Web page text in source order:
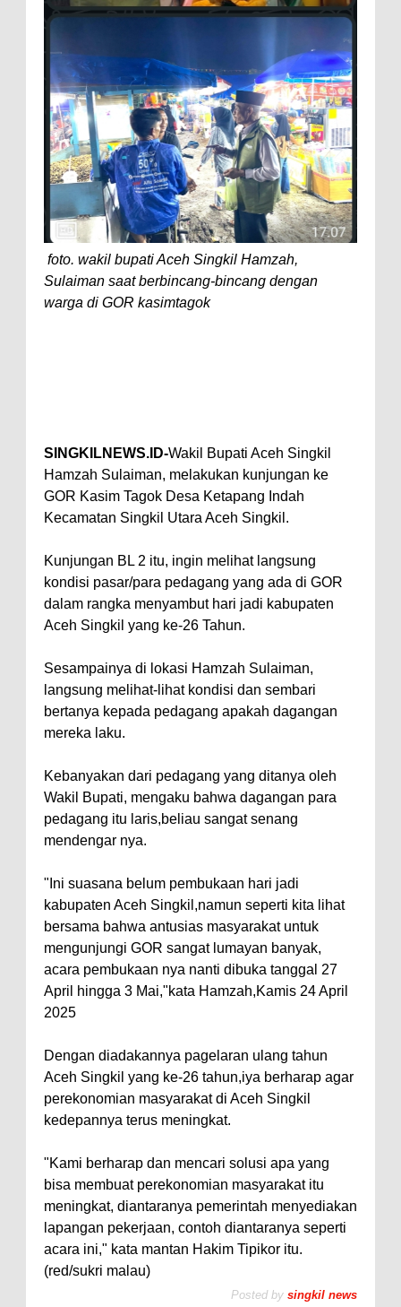
foto. wakil bupati Aceh Singkil Hamzah,
Sulaiman saat berbincang-bincang dengan
warga di GOR kasimtagok
SINGKILNEWS.ID-Wakil Bupati Aceh Singkil
Hamzah Sulaiman, melakukan kunjungan ke
GOR Kasim Tagok Desa Ketapang Indah
Kecamatan Singkil Utara Aceh Singkil.
Kunjungan BL 2 itu, ingin melihat langsung
kondisi pasar/para pedagang yang ada di GOR
dalam rangka menyambut hari jadi kabupaten
Aceh Singkil yang ke-26 Tahun.
Sesampainya di lokasi Hamzah Sulaiman,
langsung melihat-lihat kondisi dan sembari
bertanya kepada pedagang apakah dagangan
mereka laku.
Kebanyakan dari pedagang yang ditanya oleh
Wakil Bupati, mengaku bahwa dagangan para
pedagang itu laris,beliau sangat senang
mendengar nya.
"Ini suasana belum pembukaan hari jadi
kabupaten Aceh Singkil,namun seperti kita lihat
bersama bahwa antusias masyarakat untuk
mengunjungi GOR sangat lumayan banyak,
acara pembukaan nya nanti dibuka tanggal 27
April hingga 3 Mai,"kata Hamzah,Kamis 24 April
2025
Dengan diadakannya pagelaran ulang tahun
Aceh Singkil yang ke-26 tahun,iya berharap agar
perekonomian masyarakat di Aceh Singkil
kedepannya terus meningkat.
"Kami berharap dan mencari solusi apa yang
bisa membuat perekonomian masyarakat itu
meningkat, diantaranya pemerintah menyediakan
lapangan pekerjaan, contoh diantaranya seperti
acara ini," kata mantan Hakim Tipikor itu.
(red/sukri malau)
Posted by singkil news